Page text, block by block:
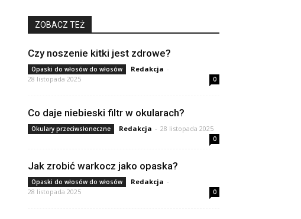
ZOBACZ TEŻ
Czy noszenie kitki jest zdrowe?
Opaski do włosów do włosów Redakcja -
28 listopada 2025
0
Co daje niebieski filtr w okularach?
Okulary przeciwsłoneczne Redakcja - 28 listopada 2025
0
Jak zrobić warkocz jako opaska?
Opaski do włosów do włosów Redakcja -
28 listopada 2025
0